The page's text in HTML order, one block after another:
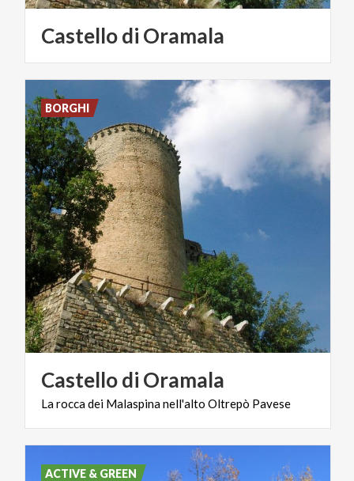
Castellodi Oramala
Castellodi Oramala
Laroccadei Malaspinanell'alto Oltrepò Pavese
BORGHI
ACTIVE & GREEN